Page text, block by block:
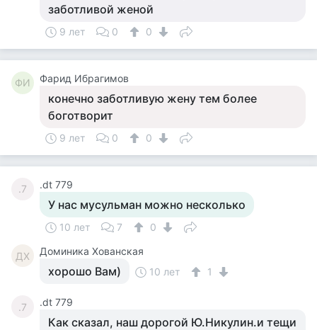
заботливой женой
9 лет 0 0
ФИ Фарид Ибрагимов
конечно заботливую жену тем более
боготворит
9 лет 0 0
.7 .dt 779
У нас мусульман можно несколько
10 лет 7 0
ДХ Доминика Хованская
хорошо Вам) 10 лет 1
.7 .dt 779
Как сказал, наш дорогой Ю.Никулин.и тещи